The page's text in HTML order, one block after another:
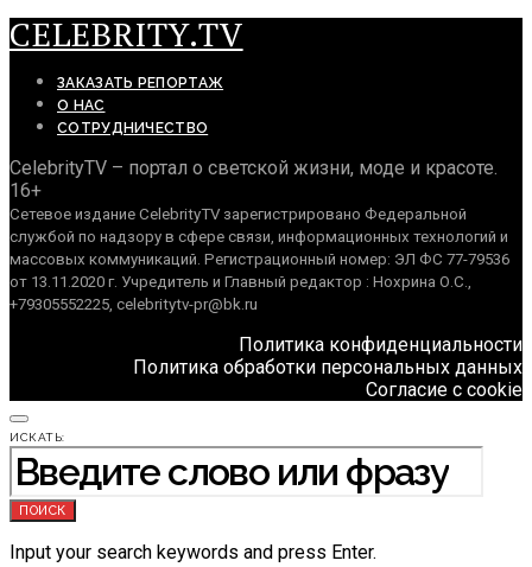
CELEBRITY.TV
ЗАКАЗАТЬ РЕПОРТАЖ
О НАС
СОТРУДНИЧЕСТВО
CelebrityTV – портал о светской жизни, моде и красоте.
16+
Сетевое издание CelebrityTV зарегистрировано Федеральной
службой по надзору в сфере связи, информационных технологий и
массовых коммуникаций. Регистрационный номер: ЭЛ ФС 77-79536
от 13.11.2020 г. Учредитель и Главный редактор : Нохрина О.С.,
+79305552225, celebritytv-pr@bk.ru
Политика конфиденциальности
Политика обработки персональных данных
Согласие с cookie
ИСКАТЬ:
ПОИСК
Input your search keywords and press Enter.